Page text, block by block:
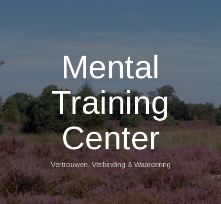
Mental
Training
Center
Vertrouwen, Verbinding & Waardering